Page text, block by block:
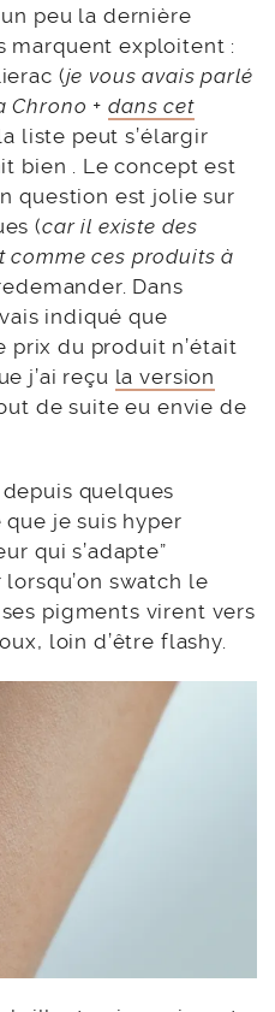
peu la dernière
marquent exploitent :
(je vous avais parlé
Chrono +dans cet
liste peut s’élargir
bien . Le concept est
question est jolie sur
(car il existe des
ces produits à
Dans
indiqué que
prix du produit n’était
j’ai reçu la version
de suite eu envie de
depuis quelques
je suis hyper
qui s’adapte”
swatch le
pigments virent vers
loin d’être flashy.